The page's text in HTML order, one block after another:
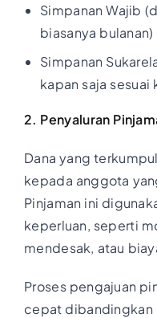
Simpanan Wajib
biasanya bulanan)
Simpanan
kapan saja
2. Penyaluran
Dana yang
kepada anggota
Pinjaman ini
keperluan, seperti
mendesak, atau
Proses pengajuan
cepat dibandingkan